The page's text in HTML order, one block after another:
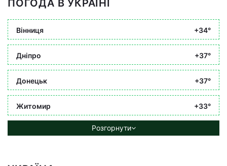
ПОГОДА В УКРАЇНІ
Вінниця +34°
Дніпро +37°
Донецьк +37°
Житомир +33°
Розгорнути